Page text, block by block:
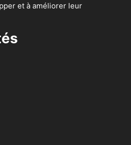
et à améliorer leur